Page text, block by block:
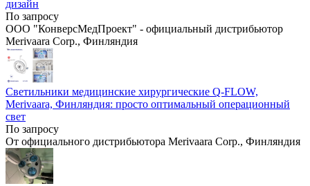
дизайн
По запросу
ООО "КонверсМедПроект" - официальный дистрибьютор
Merivaara Corp., Финляндия
Светильники медицинские хирургические Q-FLOW,
Merivaara, Финляндия: просто оптимальный операционный
свет
По запросу
От официального дистрибьютора Merivaara Corp., Финляндия